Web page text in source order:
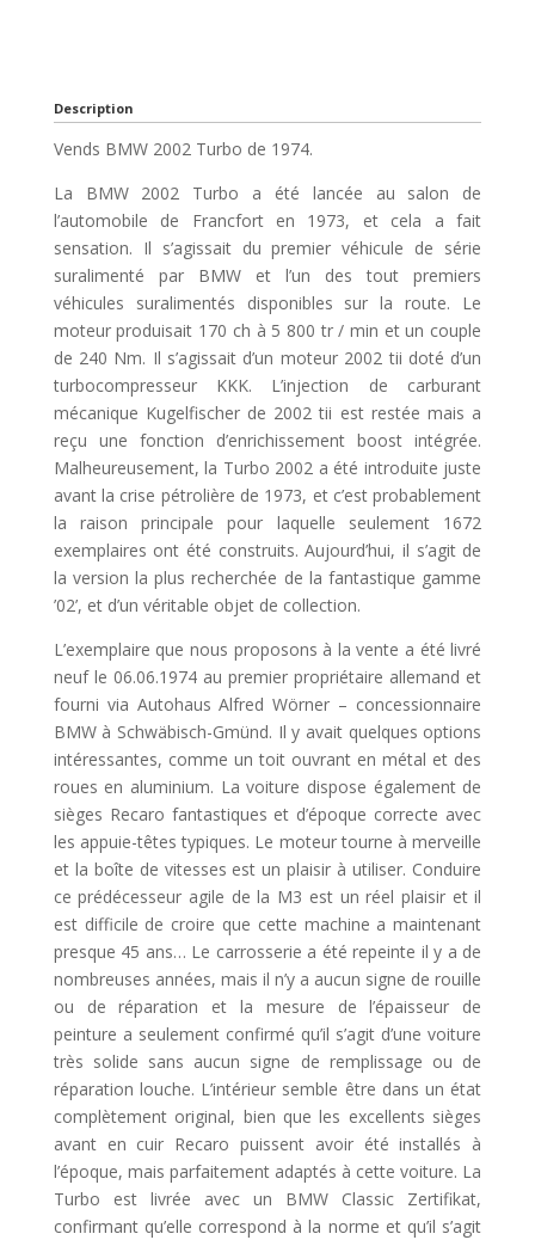
Description
Vends BMW 2002 Turbo de 1974.
La BMW 2002 Turbo a été lancée au salon de
l’automobile de Francfort en 1973, et cela a fait
sensation. Il s’agissait du premier véhicule de série
suralimenté par BMW et l’un des tout premiers
véhicules suralimentés disponibles sur la route. Le
moteur produisait 170 ch à 5 800 tr / min et un couple
de 240 Nm. Il s’agissait d’un moteur 2002 tii doté d’un
turbocompresseur KKK. L’injection de carburant
mécanique Kugelfischer de 2002 tii est restée mais a
reçu une fonction d’enrichissement boost intégrée.
Malheureusement, la Turbo 2002 a été introduite juste
avant la crise pétrolière de 1973, et c’est probablement
la raison principale pour laquelle seulement 1672
exemplaires ont été construits. Aujourd’hui, il s’agit de
la version la plus recherchée de la fantastique gamme
’02’, et d’un véritable objet de collection.
L’exemplaire que nous proposons à la vente a été livré
neuf le 06.06.1974 au premier propriétaire allemand et
fourni via Autohaus Alfred Wörner – concessionnaire
BMW à Schwäbisch-Gmünd. Il y avait quelques options
intéressantes, comme un toit ouvrant en métal et des
roues en aluminium. La voiture dispose également de
sièges Recaro fantastiques et d’époque correcte avec
les appuie-têtes typiques. Le moteur tourne à merveille
et la boîte de vitesses est un plaisir à utiliser. Conduire
ce prédécesseur agile de la M3 est un réel plaisir et il
est difficile de croire que cette machine a maintenant
presque 45 ans… Le carrosserie a été repeinte il y a de
nombreuses années, mais il n’y a aucun signe de rouille
ou de réparation et la mesure de l’épaisseur de
peinture a seulement confirmé qu’il s’agit d’une voiture
très solide sans aucun signe de remplissage ou de
réparation louche. L’intérieur semble être dans un état
complètement original, bien que les excellents sièges
avant en cuir Recaro puissent avoir été installés à
l’époque, mais parfaitement adaptés à cette voiture. La
Turbo est livrée avec un BMW Classic Zertifikat,
confirmant qu’elle correspond à la norme et qu’il s’agit